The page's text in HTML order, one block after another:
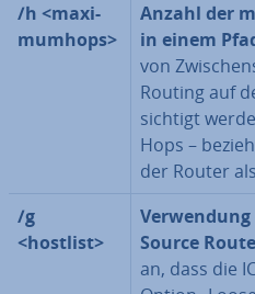
/h <ma­xi­
mum­hops>
Anzahl der
in einem
von
Routing auf
sich­tigt
Hops –
der Router
/g
<hostlist>
Source
an, dass die